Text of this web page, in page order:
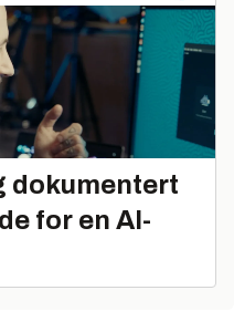
dokumentert
for en AI-